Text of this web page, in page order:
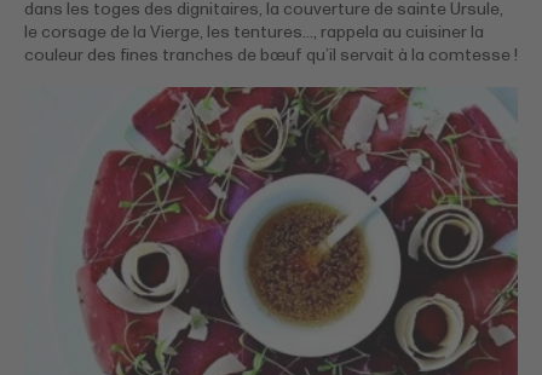
dans les toges des dignitaires, la couverture de sainte Ursule,
le corsage de la Vierge, les tentures…, rappela au cuisiner la
couleur des fines tranches de bœuf qu’il servait à la comtesse !